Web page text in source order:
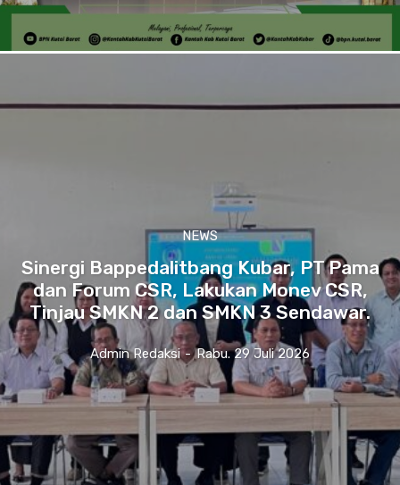
NEWS
Sinergi Bappedalitbang Kubar, PT Pama
dan Forum CSR, Lakukan Monev CSR,
Tinjau SMKN 2 dan SMKN 3 Sendawar.
Admin Redaksi - Rabu. 29 Juli 2026